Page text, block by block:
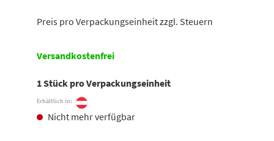
Preis pro Verpackungseinheit zzgl. Steuern
Versandkostenfrei
1 Stück pro Verpackungseinheit
Erhältlich in:
Nicht mehr verfügbar